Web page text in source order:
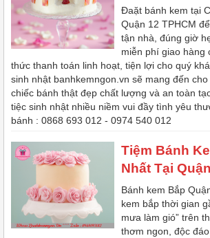
Đaặt bánh kem tại
Quận 12 TPHCM
tận nhà, đúng giờ
miễn phí giao hàng
thức thanh toán linh hoạt, tiện lợi cho quý
sinh nhật banhkemngon.vn sẽ mang đến
chiếc bánh thật đẹp chất lượng và an toàn
tiệc sinh nhật nhiều niềm vui đầy tình yêu
bánh : 0868 693 012 - 0974 540 012
Tiệm Bánh
Nhất Tại
Bánh kem Bắp
kem bắp thời gian
mưa làm gió” trên
thơm ngon, độc